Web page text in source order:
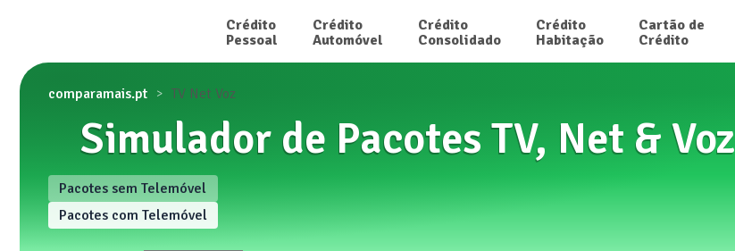
Crédito
Pessoal
Crédito
Automóvel
Crédito
Consolidado
Crédito
Habitação
Cartão de
Crédito
comparamais.pt TV Net Voz
Simulador de Pacotes TV, Net & Voz
Pacotes sem Telemóvel
Pacotes com Telemóvel